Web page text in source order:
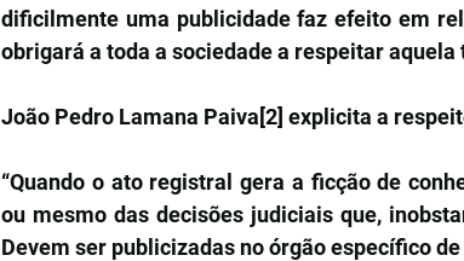
dificilmente uma publicidade faz efeito em
obrigará a toda a sociedade a respeitar
João Pedro Lamana Paiva[2] explicita a
“Quando o ato registral gera a ficção de
ou mesmo das decisões judiciais que,
Devem ser publicizadas no órgão específico